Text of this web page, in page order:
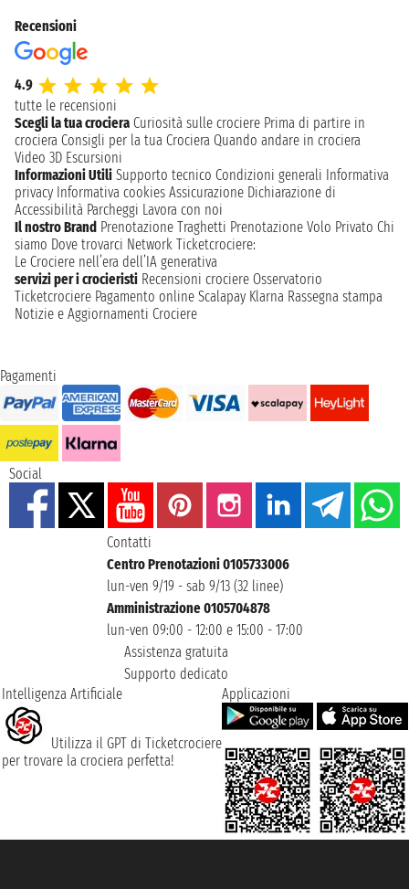
Recensioni
4.9
tutte le recensioni
Scegli la tua crociera Curiosità sulle crociere Prima di partire in
crociera Consigli per la tua Crociera Quando andare in crociera
Video 3D Escursioni
Informazioni Utili Supporto tecnico Condizioni generali Informativa
privacy Informativa cookies Assicurazione Dichiarazione di
Accessibilità Parcheggi Lavora con noi
Il nostro Brand Prenotazione Traghetti Prenotazione Volo Privato Chi
siamo Dove trovarci Network Ticketcrociere:
Le Crociere nell’era dell’IA generativa
servizi per i crocieristi Recensioni crociere Osservatorio
Ticketcrociere Pagamento online Scalapay Klarna Rassegna stampa
Notizie e Aggiornamenti Crociere
Pagamenti
Social
Contatti
Centro Prenotazioni 0105733006
lun-ven 9/19 - sab 9/13 (32 linee)
Amministrazione 0105704878
lun-ven 09:00 - 12:00 e 15:00 - 17:00
Assistenza gratuita
Supporto dedicato
Intelligenza Artificiale
Utilizza il GPT di Ticketcrociere
per trovare la crociera perfetta!
Applicazioni